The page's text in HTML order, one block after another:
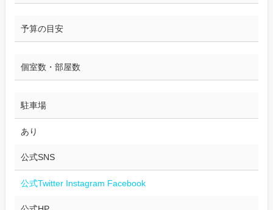
予算の目安
個室数・部屋数
駐車場
あり
公式SNS
公式Twitter Instagram Facebook